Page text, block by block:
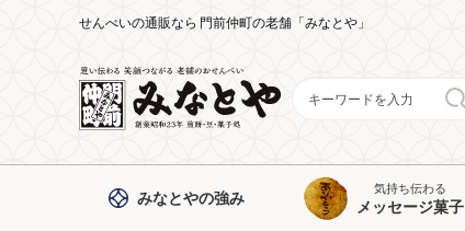
せんべいの通販なら 門前仲町の老舗「みなとや」
みなとやの強み
気持ち伝わる
メッセージ菓子